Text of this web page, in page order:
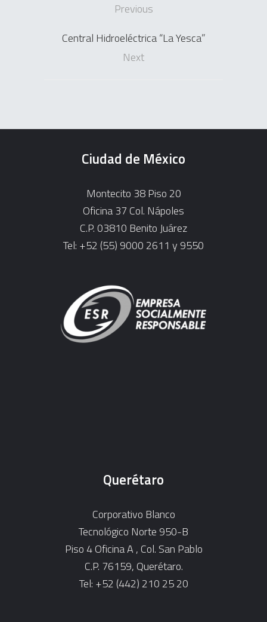
Previous
Central Hidroeléctrica “La Yesca”
Next
Ciudad de México
Montecito 38 Piso 20
Oficina 37 Col. Nápoles
C.P. 03810 Benito Juárez
Tel: +52 (55) 9000 2611 y 9550
Querétaro
Corporativo Blanco
Tecnológico Norte 950-B
Piso 4 Oficina A , Col. San Pablo
C.P. 76159, Querétaro.
Tel: +52 (442) 210 25 20